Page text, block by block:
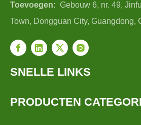
Toevoegen: Gebouw 6, nr. 49,
Town, Dongguan City, Guangdong,
SNELLE LINKS
PRODUCTEN